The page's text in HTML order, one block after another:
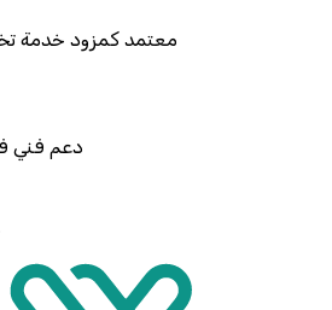
معتمد كمزود خدمة تخطيط موارد
دعم فني في استيراد بيانات